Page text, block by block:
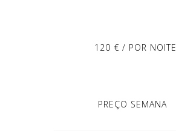
120 € / POR NOITE
PREÇO SEMANA